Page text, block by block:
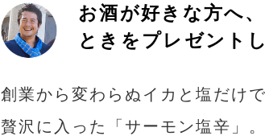
お酒が好きな方へ
ときをプレゼント
創業から変わらぬイカと塩だけ
贅沢に入った「サーモン塩辛」